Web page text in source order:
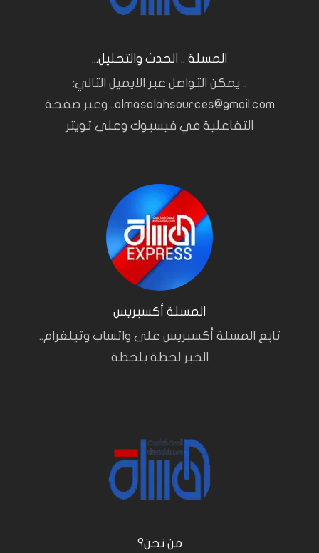
المسلة .. الحدث والتحليل...
.. يمكن التواصل عبر الايميل التالي:
almasalahsources@gmail.com.. وعبر صفحة
التفاعلية في فيسبوك وعلى تويتر
المسلة أكسبريس
تابع المسلة أكسبريس على واتساب وتيلغرام..
الخبر لحظة بلحظة
من نحن؟